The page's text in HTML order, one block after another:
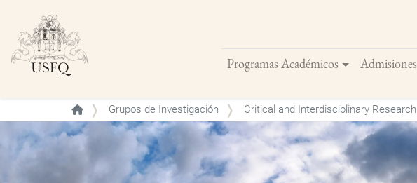
Programas Académicos Admisiones
Buscar
Grupos de Investigación Critical and Interdisciplinary